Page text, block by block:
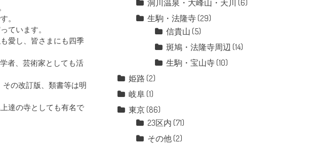
。
ています。
愛し、皆さまにも四季
者、芸術家としても活
の改訂版、類書等は明
達の寺としても有名で
洞川温泉・大峰山・天川 (6)
生駒・法隆寺 (29)
信貴山 (5)
斑鳩・法隆寺周辺 (14)
生駒・宝山寺 (10)
姫路 (2)
岐阜 (1)
東京 (86)
23区内 (71)
その他 (2)